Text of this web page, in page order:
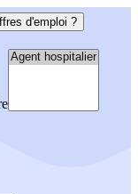
d'emploi ?